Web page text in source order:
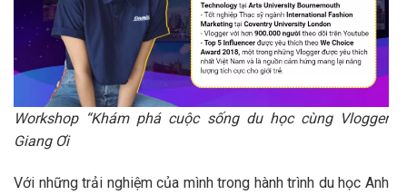
Workshop “Khám phá cuộc sống du học cùng Vlogger
Giang Ơi
Với những trải nghiệm của mình trong hành trình du học Anh